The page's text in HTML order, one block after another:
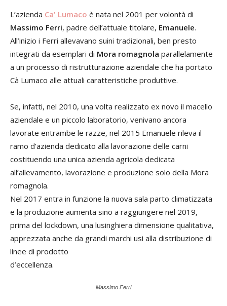
L’azienda Ca' Lumaco è nata nel 2001 per volontà di
Massimo Ferri, padre dell’attuale titolare, Emanuele.
All’inizio i Ferri allevavano suini tradizionali, ben presto
integrati da esemplari di Mora romagnola parallelamente
a un processo di ristrutturazione aziendale che ha portato
Cà Lumaco alle attuali caratteristiche produttive.
Se, infatti, nel 2010, una volta realizzato ex novo il macello
aziendale e un piccolo laboratorio, venivano ancora
lavorate entrambe le razze, nel 2015 Emanuele rileva il
ramo d’azienda dedicato alla lavorazione delle carni
costituendo una unica azienda agricola dedicata
all’allevamento, lavorazione e produzione solo della Mora
romagnola.
Nel 2017 entra in funzione la nuova sala parto climatizzata
e la produzione aumenta sino a raggiungere nel 2019,
prima del lockdown, una lusinghiera dimensione qualitativa,
apprezzata anche da grandi marchi usi alla distribuzione di
linee di prodotto
d’eccellenza.
Massimo Ferri